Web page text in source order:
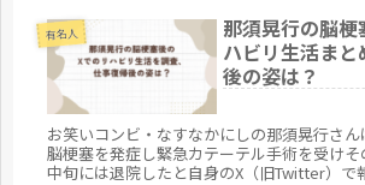
有名人
那須晃行の脳梗
ハビリ生活ま
後の姿は？
お笑いコンビ・なすなかにしの那須晃行さ
脳梗塞を発症し緊急カテーテル手術を受けそ
中旬には退院したと自身のX（旧Twitter）で